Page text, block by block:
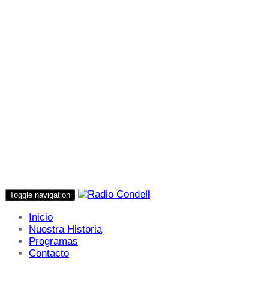
Toggle navigation
Inicio
Nuestra Historia
Programas
Contacto